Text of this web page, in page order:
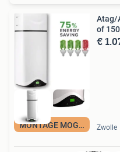
MONTAGE MOGELIJK
Atag/
of
€
Zwolle